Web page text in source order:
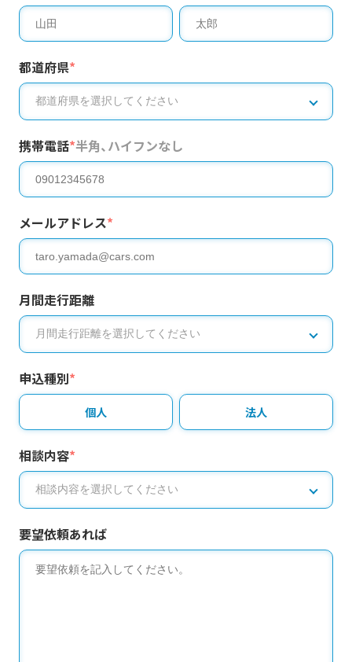
都道府県*
携帯電話*半角、ハイフンなし
メールアドレス*
月間走行距離
申込種別*
個人 法人
相談内容*
要望依頼あれば